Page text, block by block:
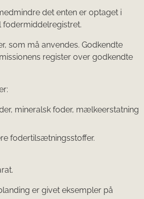
det enten er optaget i
som må anvendes. Godkendte
register over godkendte
mineralsk foder, mælkeerstatning
fodertilsætningsstoffer.
er givet eksempler på